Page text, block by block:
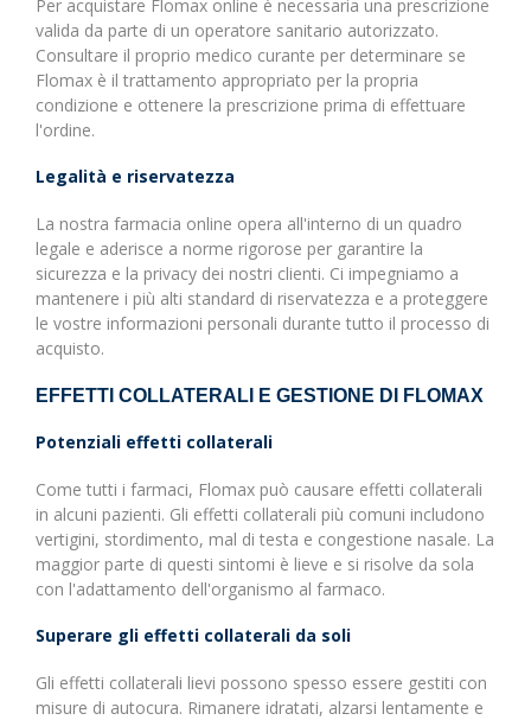
Per acquistare Flomax online è necessaria una prescrizione
valida da parte di un operatore sanitario autorizzato.
Consultare il proprio medico curante per determinare se
Flomax è il trattamento appropriato per la propria
condizione e ottenere la prescrizione prima di effettuare
l'ordine.
Legalità e riservatezza
La nostra farmacia online opera all'interno di un quadro
legale e aderisce a norme rigorose per garantire la
sicurezza e la privacy dei nostri clienti. Ci impegniamo a
mantenere i più alti standard di riservatezza e a proteggere
le vostre informazioni personali durante tutto il processo di
acquisto.
EFFETTI COLLATERALI E GESTIONE DI FLOMAX
Potenziali effetti collaterali
Come tutti i farmaci, Flomax può causare effetti collaterali
in alcuni pazienti. Gli effetti collaterali più comuni includono
vertigini, stordimento, mal di testa e congestione nasale. La
maggior parte di questi sintomi è lieve e si risolve da sola
con l'adattamento dell'organismo al farmaco.
Superare gli effetti collaterali da soli
Gli effetti collaterali lievi possono spesso essere gestiti con
misure di autocura. Rimanere idratati, alzarsi lentamente e